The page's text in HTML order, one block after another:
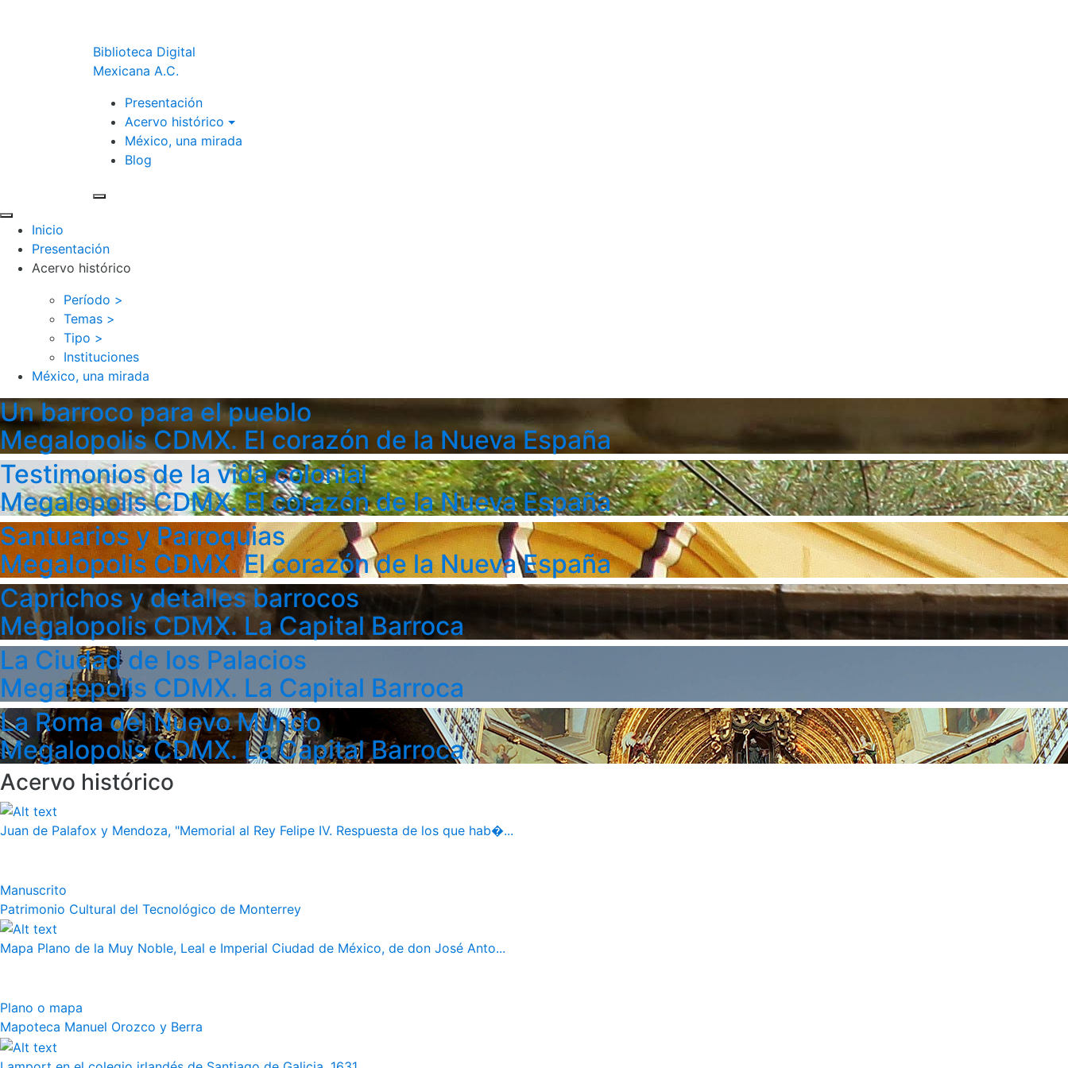
Biblioteca Digital
Mexicana A.C.
Presentación
Acervo histórico
México, una mirada
Blog
Inicio
Presentación
Acervo histórico
Período >
Temas >
Tipo >
Instituciones
México, una mirada
Un barroco para el pueblo
Megalopolis CDMX. El corazón de la Nueva España
Testimonios de la vida colonial
Megalopolis CDMX. El corazón de la Nueva España
Santuarios y Parroquias
Megalopolis CDMX. El corazón de la Nueva España
Caprichos y detalles barrocos
Megalopolis CDMX. La Capital Barroca
La Ciudad de los Palacios
Megalopolis CDMX. La Capital Barroca
La Roma del Nuevo Mundo
Megalopolis CDMX. La Capital Barroca
Acervo histórico
Juan de Palafox y Mendoza, "Memorial al Rey Felipe IV. Respuesta de los que hab�...
Manuscrito
Patrimonio Cultural del Tecnológico de Monterrey
Mapa Plano de la Muy Noble, Leal e Imperial Ciudad de México, de don José Anto...
Plano o mapa
Mapoteca Manuel Orozco y Berra